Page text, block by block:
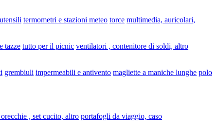
termometri e stazioni meteo torce multimedia, auricolari,
tazze tutto per il picnic ventilatori , contenitore di soldi, altro
grembiuli impermeabili e antivento magliette a maniche lunghe polo
, set cucito, altro portafogli da viaggio, caso